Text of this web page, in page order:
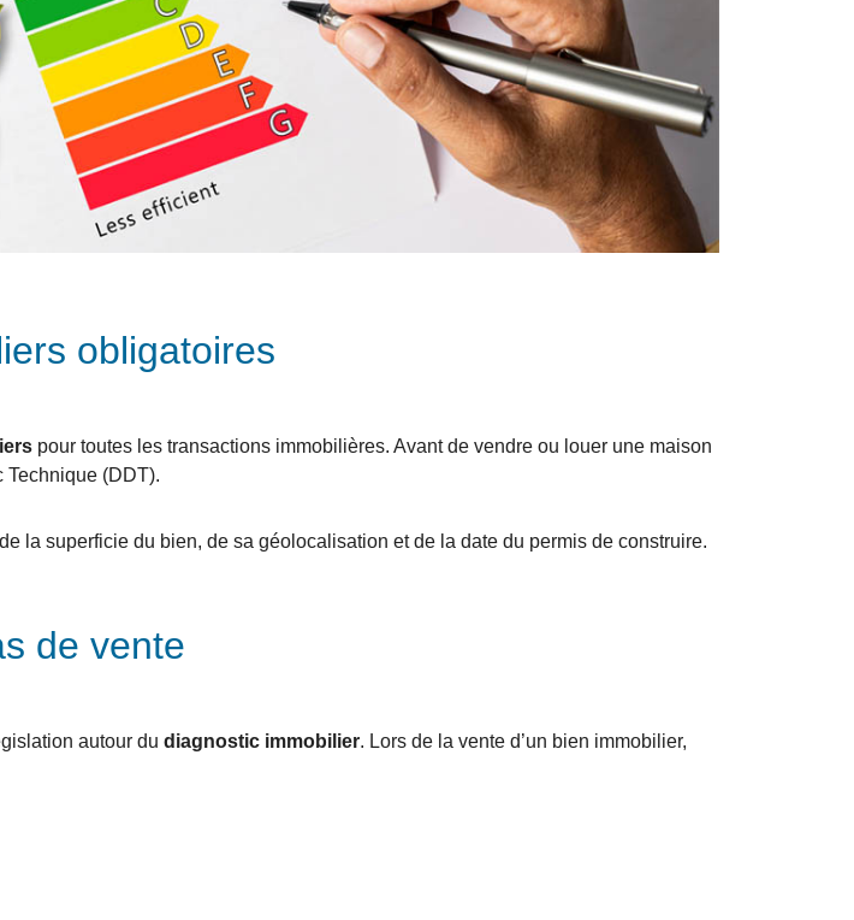
obligatoires
pour toutes les transactions immobilières. Avant de vendre ou louer une maison
Technique (DDT).
la superficie du bien, de sa géolocalisation et de la date du permis de construire.
de vente
autour du diagnostic immobilier. Lors de la vente d’un bien immobilier,